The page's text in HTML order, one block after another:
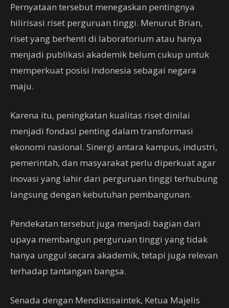
Pernyataan tersebut menegaskan pentingnya
hilirisasi riset perguruan tinggi. Menurut Brian,
riset yang berhenti di laboratorium atau hanya
menjadi publikasi akademik belum cukup untuk
memperkuat posisi Indonesia sebagai negara
maju.
Karena itu, peningkatan kualitas riset dinilai
menjadi fondasi penting dalam transformasi
ekonomi nasional. Sinergi antara kampus, industri,
pemerintah, dan masyarakat perlu diperkuat agar
inovasi yang lahir dari perguruan tinggi terhubung
langsung dengan kebutuhan pembangunan.
Pendekatan tersebut juga menjadi bagian dari
upaya membangun perguruan tinggi yang tidak
hanya unggul secara akademik, tetapi juga relevan
terhadap tantangan bangsa.
Senada dengan Mendiktisaintek, Ketua Majelis